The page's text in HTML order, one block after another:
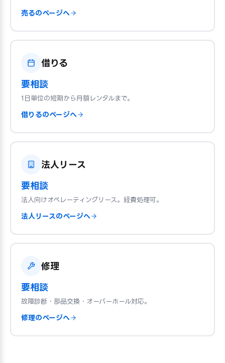
売るのページへ
借りる
要相談
1日単位の短期から月額レンタルまで。
借りるのページへ
法人リース
要相談
法人向けオペレーティングリース。経費処理可。
法人リースのページへ
修理
要相談
故障診断・部品交換・オーバーホール対応。
修理のページへ